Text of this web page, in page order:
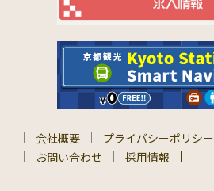
会社概要 プライバシーポリシー
お問い合わせ
採用情報